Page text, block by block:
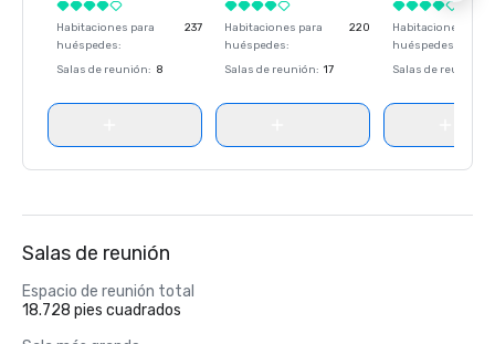
Habitaciones para
huéspedes:
237
Salas de reunión: 8
Habitaciones para
huéspedes:
220
Salas de reunión: 17
Habitaciones para
huéspedes
Salas de reunión
Salas de reunión
Espacio de reunión total
18.728 pies cuadrados